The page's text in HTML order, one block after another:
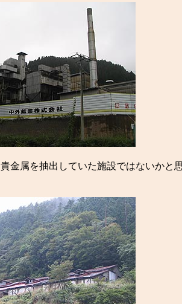
金属を抽出していた施設ではないかと